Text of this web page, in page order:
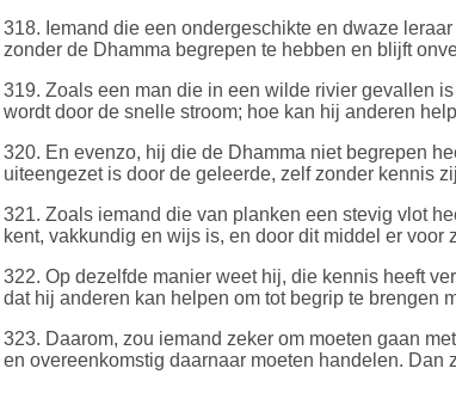
318. Iemand die een ondergeschikte en dwaze
zonder de Dhamma begrepen te hebben en blijft
319. Zoals een man die in een wilde rivier gevallen
wordt door de snelle stroom; hoe kan hij anderen
320. En evenzo, hij die de Dhamma niet begrepen
uiteengezet is door de geleerde, zelf zonder kennis
321. Zoals iemand die van planken een stevig vlot
kent, vakkundig en wijs is, en door dit middel er voor
322. Op dezelfde manier weet hij, die kennis heeft
dat hij anderen kan helpen om tot begrip te brengen
323. Daarom, zou iemand zeker om moeten gaan
en overeenkomstig daarnaar moeten handelen.